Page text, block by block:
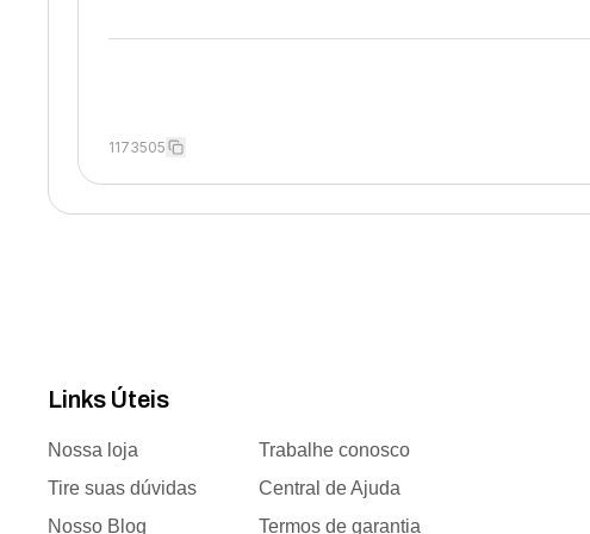
1173505
Links Úteis
Nossa loja
Trabalhe conosco
Tire suas dúvidas
Central de Ajuda
Nosso Blog
Termos de garantia